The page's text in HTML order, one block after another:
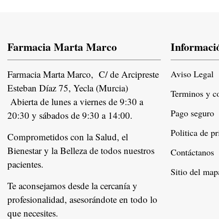
Farmacia Marta Marco
Farmacia Marta Marco, C/ de Arcipreste
Esteban Díaz 75, Yecla (Murcia)
Abierta de lunes a viernes de 9:30 a
20:30 y sábados de 9:30 a 14:00.
Comprometidos con la Salud, el
Bienestar y la Belleza de todos nuestros
pacientes.
Te aconsejamos desde la cercanía y
profesionalidad, asesorándote en todo lo
que necesites.
Aviso Legal
Terminos y
Pago seguro
Politica de
Contáctanos
Sitio del